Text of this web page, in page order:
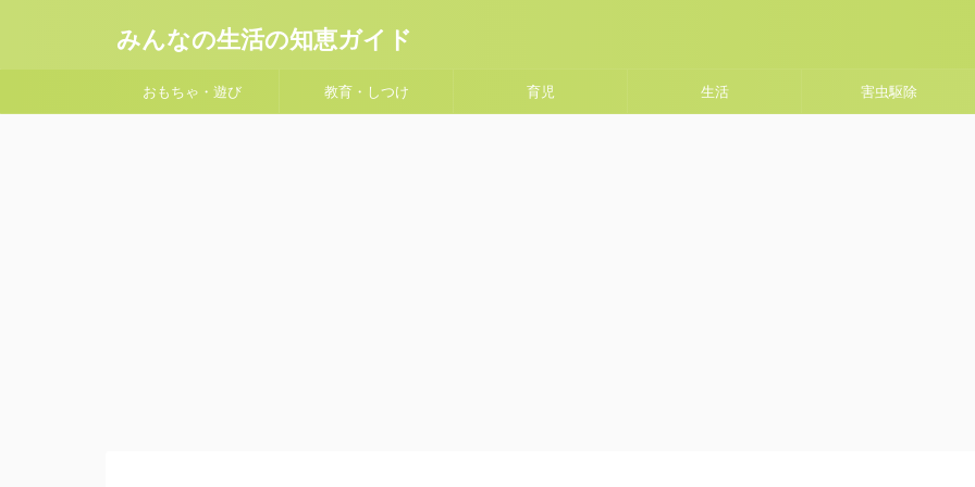
みんなの生活の知恵ガイド
おもちゃ・遊び 教育・しつけ 育児 生活 害虫駆除